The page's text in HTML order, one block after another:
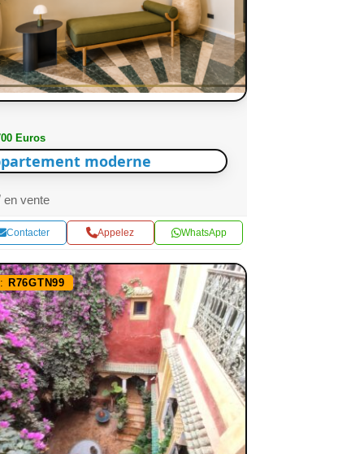
Euros
moderne
en vente
Contacter Appelez WhatsApp
R76GTN99